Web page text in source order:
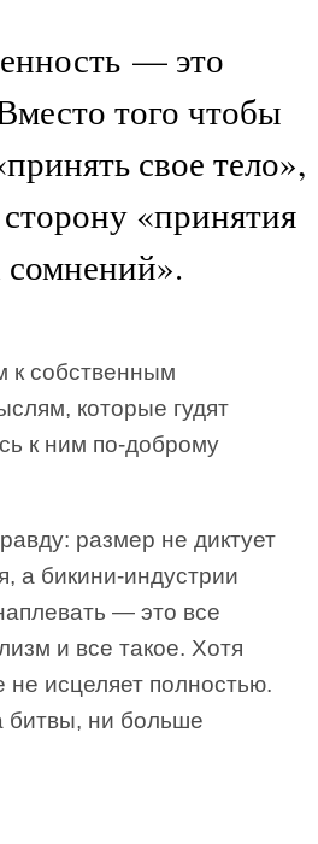
— это
того чтобы
свое тело»,
«принятия
сомнений».
к собственным
которые гудят
к ним по-доброму
размер не диктует
а бикини-индустрии
— это все
и все такое. Хотя
исцеляет полностью.
битвы, ни больше